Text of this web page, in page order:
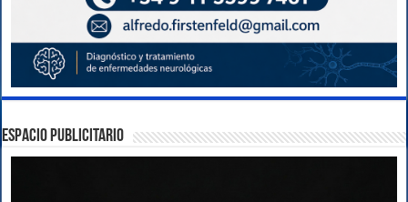
ESPACIO PUBLICITARIO